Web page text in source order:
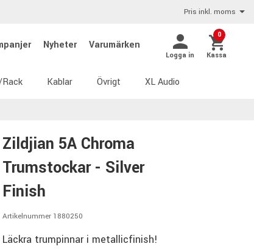
Pris inkl. moms
Nyheter Varumärken
Logga in
0
Kassa
Kablar Övrigt XL Audio
Zildjian 5A Chroma
Trumstockar - Silver
Finish
Artikelnummer 1880250
Läckra trumpinnar i metallicfinish!